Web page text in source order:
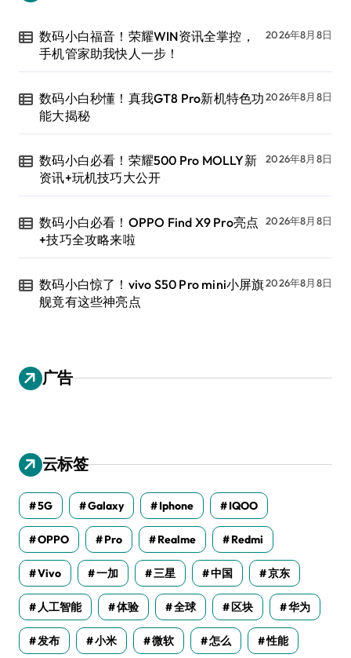
数码小白福音！荣耀WIN资讯全掌控，
手机管家助我快人一步！
2026年8月8日
数码小白秒懂！真我GT8 Pro新机特色功
能大揭秘
2026年8月8日
数码小白必看！荣耀500 Pro MOLLY新
资讯+玩机技巧大公开
2026年8月8日
数码小白必看！OPPO Find X9 Pro亮点
+技巧全攻略来啦
2026年8月8日
数码小白惊了！vivo S50 Pro mini小屏旗
舰竟有这些神亮点
2026年8月8日
广告
云标签
5G Galaxy Iphone IQOO
OPPO Pro Realme Redmi
Vivo 一加 三星 中国 京东
人工智能 体验 全球 区块 华为
发布 小米 微软 怎么 性能